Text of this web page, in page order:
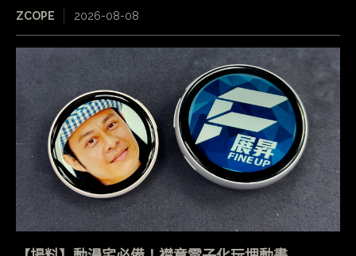
ZCOPE 2026-08-08